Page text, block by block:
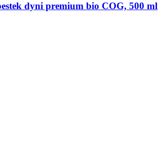
dyni premium bio COG, 500 ml